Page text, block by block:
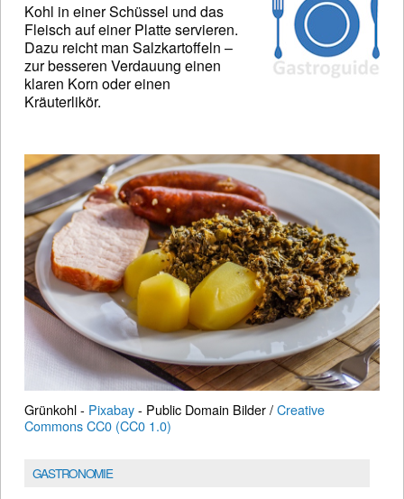
Kohl in einer Schüssel und das
Fleisch auf einer Platte servieren.
Dazu reicht man Salzkartoffeln –
zur besseren Verdauung einen
klaren Korn oder einen
Kräuterlikör.
Grünkohl - Pixabay- Public Domain Bilder /Creative
Commons CC0 (CC0 1.0)
GASTRONOMIE